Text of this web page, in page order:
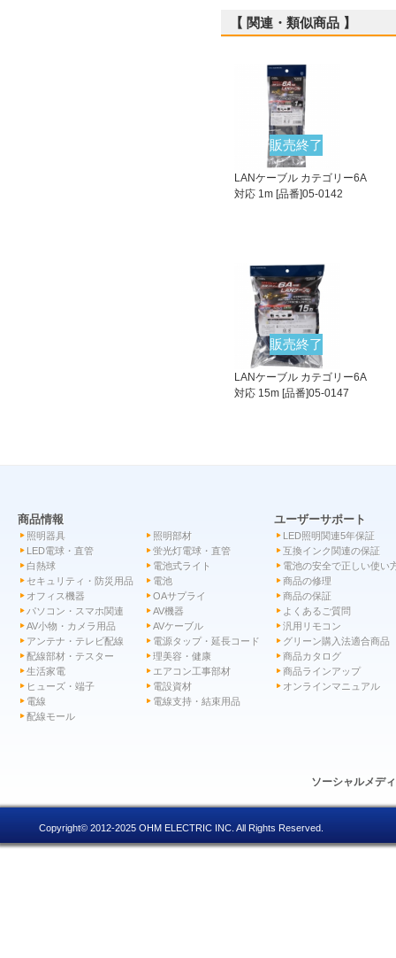
【 関連・類似商品 】
販売終了
LANケーブル カテゴリー6A
対応 1m [品番]05-0142
販売終了
LANケーブル カテゴリー6A
対応 15m [品番]05-0147
商品情報
照明器具
照明部材
LED電球・直管
蛍光灯電球・直管
白熱球
電池式ライト
セキュリティ・防災用品
電池
オフィス機器
OAサプライ
パソコン・スマホ関連
AV機器
AV小物・カメラ用品
AVケーブル
アンテナ・テレビ配線
電源タップ・延長コード
配線部材・テスター
理美容・健康
生活家電
エアコン工事部材
ヒューズ・端子
電設資材
電線
電線支持・結束用品
配線モール
ユーザーサポート
LED照明関連5年保証
互換インク関連の保証
電池の安全で正しい使い
商品の修理
商品の保証
よくあるご質問
汎用リモコン
グリーン購入法適合商品
商品カタログ
商品ラインアップ
オンラインマニュアル
ソーシャルメデ
Copyright© 2012-2025 OHM ELECTRIC INC. All Rights Reserved.